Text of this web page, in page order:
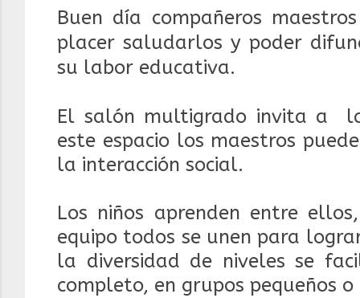
Buen día compañeros
placer saludarlos y poder
su labor educativa.
El salón multigrado invita a
este espacio los maestros
la interacción social.
Los niños aprenden entre
equipo todos se unen para
la diversidad de niveles se
completo, en grupos pequeños